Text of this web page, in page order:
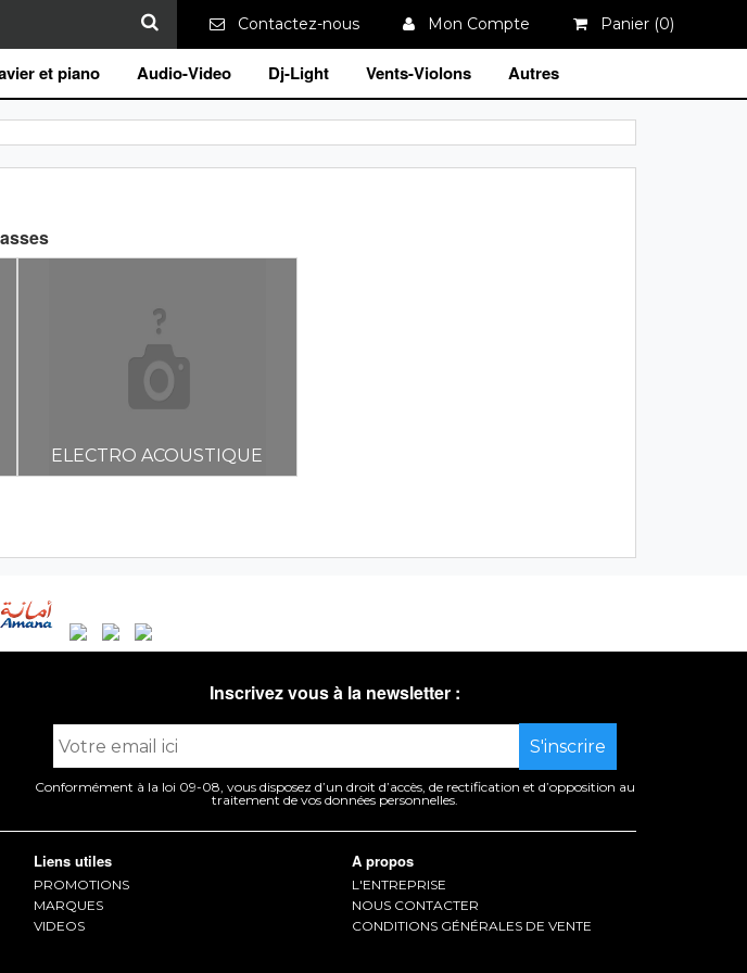
Contactez-nous Mon Compte Panier (0)
et piano Audio-Video Dj-Light Vents-Violons Autres
ELECTRO ACOUSTIQUE
Inscrivez vous à la newsletter :
Conformément à la loi 09-08, vous disposez d’un droit d’accès, de rectification et d’opposition au
traitement de vos données personnelles.
Liens utiles
PROMOTIONS
MARQUES
VIDEOS
A propos
L'ENTREPRISE
NOUS CONTACTER
CONDITIONS GÉNÉRALES DE VENTE